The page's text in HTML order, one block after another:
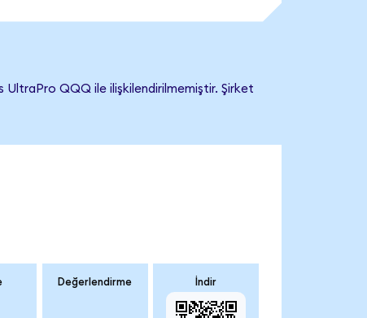
UltraPro QQQ ile ilişkilendirilmemiştir. Şirket
Değerlendirme İndir